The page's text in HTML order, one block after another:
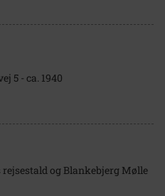
5 - ca. 1940
og Blankebjerg Mølle